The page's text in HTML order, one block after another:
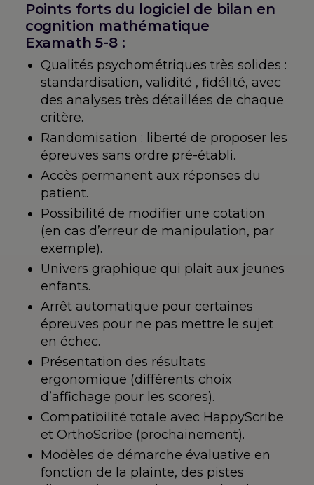
Points forts du logiciel de bilan en
cognition mathématique
Examath 5-8 :
Qualités psychométriques très solides :
standardisation, validité , fidélité, avec
des analyses très détaillées de chaque
critère.
Randomisation : liberté de proposer les
épreuves sans ordre pré-établi.
Accès permanent aux réponses du
patient.
Possibilité de modifier une cotation
(en cas d’erreur de manipulation, par
exemple).
Univers graphique qui plait aux jeunes
enfants.
Arrêt automatique pour certaines
épreuves pour ne pas mettre le sujet
en échec.
Présentation des résultats
ergonomique (différents choix
d’affichage pour les scores).
Compatibilité totale avec HappyScribe
et OrthoScribe (prochainement).
Modèles de démarche évaluative en
fonction de la plainte, des pistes